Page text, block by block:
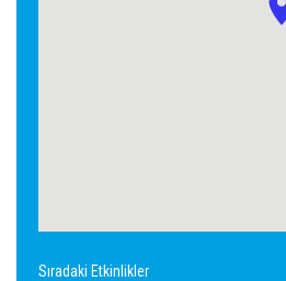
Sıradaki Etkinlikler